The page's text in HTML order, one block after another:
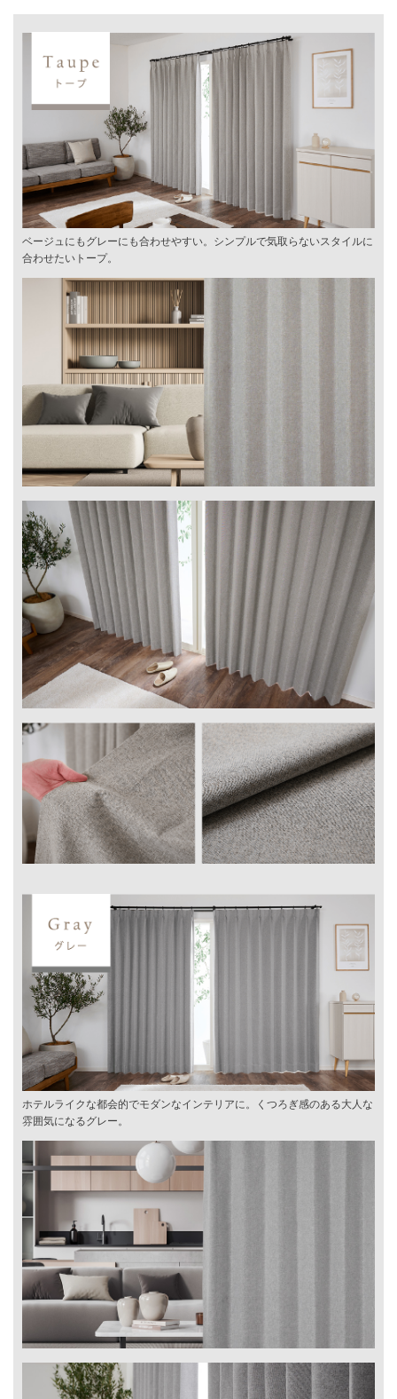
ベージュにもグレーにも合わせやすい。シンプルで気取らないスタイルに
合わせたいトープ。
ホテルライクな都会的でモダンなインテリアに。くつろぎ感のある大人な
雰囲気になるグレー。